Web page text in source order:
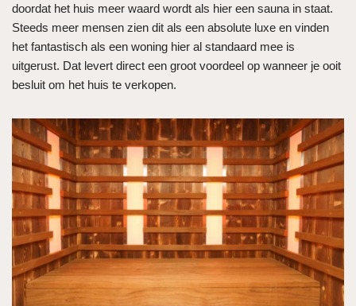
doordat het huis meer waard wordt als hier een sauna in staat.
Steeds meer mensen zien dit als een absolute luxe en vinden
het fantastisch als een woning hier al standaard mee is
uitgerust. Dat levert direct een groot voordeel op wanneer je ooit
besluit om het huis te verkopen.